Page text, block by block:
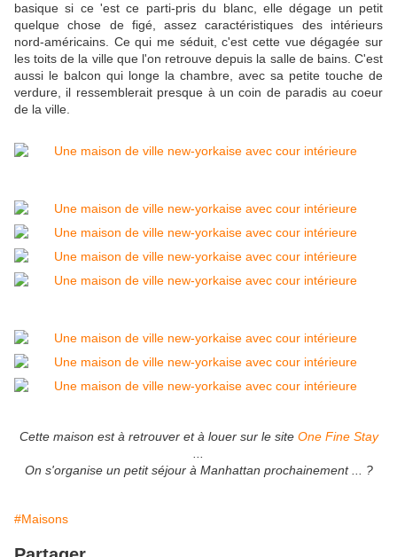
basique si ce 'est ce parti-pris du blanc, elle dégage un petit
quelque chose de figé, assez caractéristiques des intérieurs
nord-américains. Ce qui me séduit, c'est cette vue dégagée sur
les toits de la ville que l'on retrouve depuis la salle de bains. C'est
aussi le balcon qui longe la chambre, avec sa petite touche de
verdure, il ressemblerait presque à un coin de paradis au coeur
de la ville.
Cette maison est à retrouver et à louer sur le site One Fine Stay
On s'organise un petit séjour à Manhattan prochainement ... ?
#Maisons